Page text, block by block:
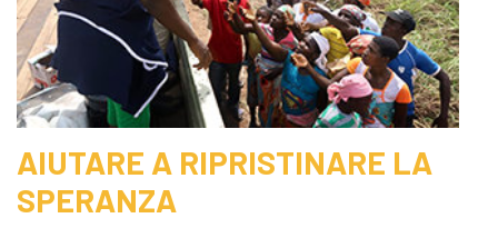
AIUTARE A RIPRISTINARE LA
SPERANZA